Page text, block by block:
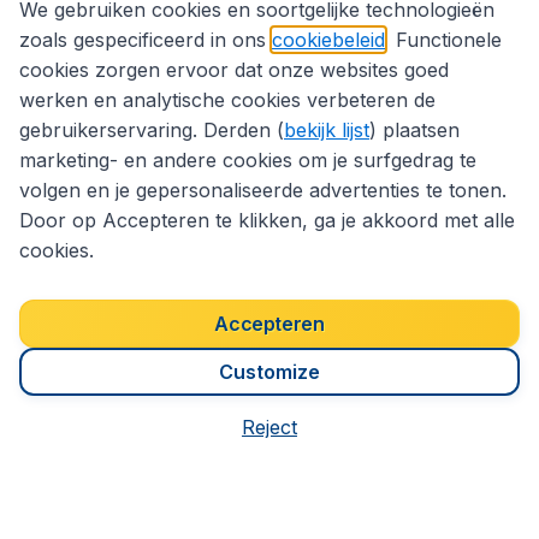
klantbeoordelingen
Klantenservice
CheapTickets.be
Volg CheapTickets.be
We gebruiken cookies en soortgelijke technologieën
zoals gespecificeerd in ons cookiebeleid . Functionele
cookies zorgen ervoor dat onze websites goed
werken en analytische cookies verbeteren de
gebruikerservaring. Derden (bekijk lijst) plaatsen
marketing- en andere cookies om je surfgedrag te
volgen en je gepersonaliseerde advertenties te tonen.
Door op Accepteren te klikken, ga je akkoord met alle
cookies.
Accepteren
Customize
Reject